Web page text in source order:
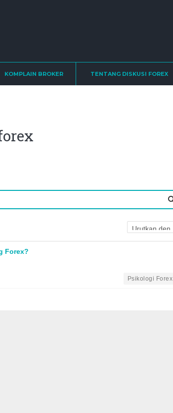
KOMPLAIN BROKER TENTANG DISKUSI FOREX
Forex?
Psikologi Forex